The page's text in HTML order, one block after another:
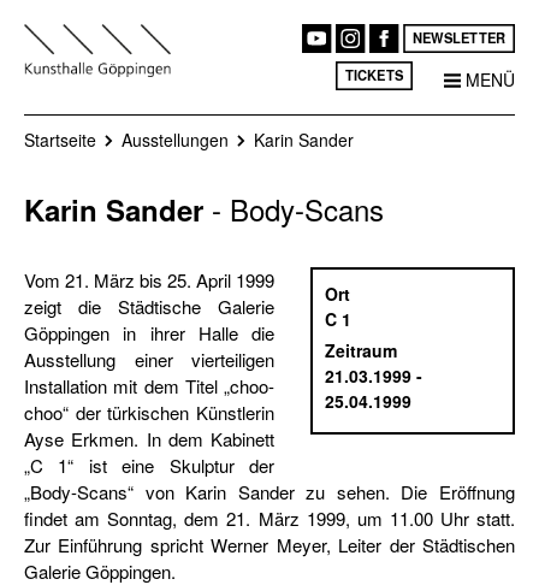
NEWSLETTER
TICKETS MENÜ
Startseite Ausstellungen Karin Sander
Karin Sander - Body-Scans
Ort
C 1
Zeitraum
21.03.1999 -
25.04.1999
Vom 21. März bis 25. April 1999
zeigt die Städtische Galerie
Göppingen in ihrer Halle die
Ausstellung einer vierteiligen
Installation mit dem Titel „choo-
choo“ der türkischen Künstlerin
Ayse Erkmen. In dem Kabinett
„C 1“ ist eine Skulptur der
„Body-Scans“ von Karin Sander zu sehen. Die Eröffnung
findet am Sonntag, dem 21. März 1999, um 11.00 Uhr statt.
Zur Einführung spricht Werner Meyer, Leiter der Städtischen
Galerie Göppingen.